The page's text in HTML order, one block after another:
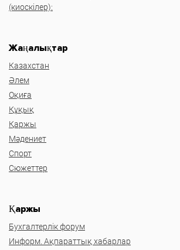
(киоскілер):
Жаңалықтар
Казахстан
Әлем
Оқиға
Құқық
Қаржы
Мәдениет
Спорт
Сюжеттер
Қаржы
Бухгалтерлік форум
Информ. Ақпараттық хабарлар